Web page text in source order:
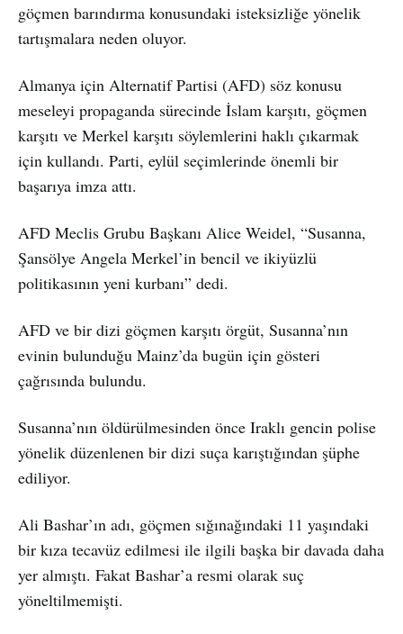
göçmen barındırma konusundaki isteksizliğe yönelik
tartışmalara neden oluyor.
Almanya için Alternatif Partisi (AFD) söz konusu
meseleyi propaganda sürecinde İslam karşıtı, göçmen
karşıtı ve Merkel karşıtı söylemlerini haklı çıkarmak
için kullandı. Parti, eylül seçimlerinde önemli bir
başarıya imza attı.
AFD Meclis Grubu Başkanı Alice Weidel, “Susanna,
Şansölye Angela Merkel’in bencil ve ikiyüzlü
politikasının yeni kurbanı” dedi.
AFD ve bir dizi göçmen karşıtı örgüt, Susanna’nın
evinin bulunduğu Mainz’da bugün için gösteri
çağrısında bulundu.
Susanna’nın öldürülmesinden önce Iraklı gencin polise
yönelik düzenlenen bir dizi suça karıştığından şüphe
ediliyor.
Ali Bashar’ın adı, göçmen sığınağındaki 11 yaşındaki
bir kıza tecavüz edilmesi ile ilgili başka bir davada daha
yer almıştı. Fakat Bashar’a resmi olarak suç
yöneltilmemişti.